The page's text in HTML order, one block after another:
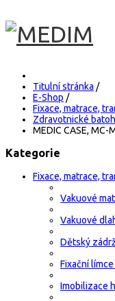
Titulní stránka /
E-Shop /
Fixace, matrace,
Zdravotnické
MEDIC CASE, MC-
Kategorie
Fixace, matrace,
Vakuové
Vakuové
Dětský
Fixační
Imobilizace